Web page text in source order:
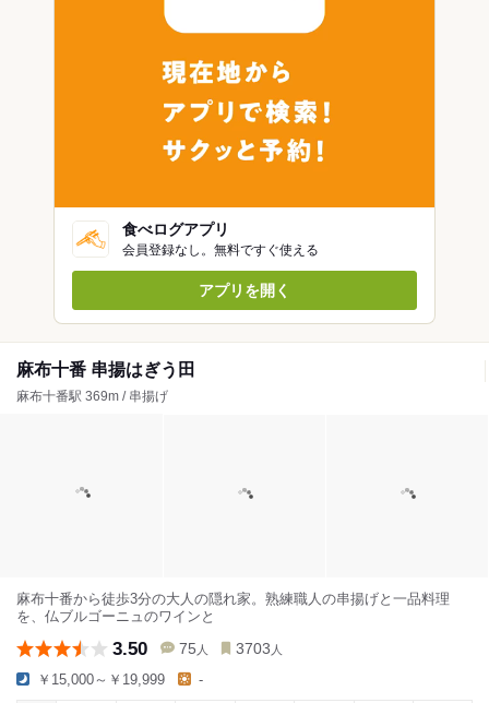
食べログアプリ
会員登録なし。無料ですぐ使える
アプリを開く
麻布十番 串揚はぎう田
麻布十番駅 369m / 串揚げ
麻布十番から徒歩3分の大人の隠れ家。熟練職人の串揚げと一品料理
を、仏ブルゴーニュのワインと
3.50 75 人 3703 人
￥15,000～￥19,999 -